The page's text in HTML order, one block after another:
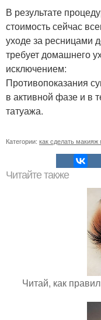
В результате
стоимость сейчас
уходе за ресницами
требует домашнего
исключением:
Противопоказания
в активной фазе и в
татуажа.
Категории: как сделать макияж
Читайте также
Читай, как